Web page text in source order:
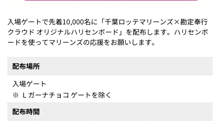
入場ゲートで先着10,000名に「千葉ロッテマリーンズ×勘定奉行
クラウド オリジナルハリセンボード」を配布します。ハリセンボ
ードを使ってマリーンズの応援をお願いします。
配布場所
入場ゲート
※ L ガーナチョコ ゲートを除く
配布時間